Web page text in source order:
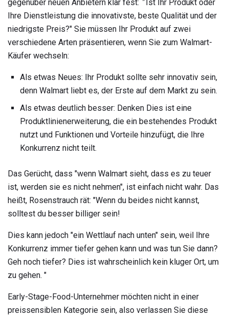
gegenüber neuen Anbietern klar fest: "Ist Ihr Produkt oder
Ihre Dienstleistung die innovativste, beste Qualität und der
niedrigste Preis?" Sie müssen Ihr Produkt auf zwei
verschiedene Arten präsentieren, wenn Sie zum Walmart-
Käufer wechseln:
Als etwas Neues:
Ihr Produkt sollte sehr innovativ sein,
denn Walmart liebt es, der Erste auf dem Markt zu sein.
Als etwas deutlich besser: Denken Dies ist eine
Produktlinienerweiterung, die ein bestehendes Produkt
nutzt und Funktionen und Vorteile hinzufügt, die Ihre
Konkurrenz nicht teilt.
Das Gerücht, dass "wenn Walmart sieht, dass es zu teuer
ist, werden sie es nicht nehmen", ist einfach nicht wahr. Das
heißt, Rosenstrauch rät: "Wenn du beides nicht kannst,
solltest du besser billiger sein!
Dies kann jedoch "ein Wettlauf nach unten" sein, weil Ihre
Konkurrenz immer tiefer gehen kann und was tun Sie dann?
Geh noch tiefer? Dies ist wahrscheinlich kein kluger Ort, um
zu gehen. "
Early-Stage-Food-Unternehmer möchten nicht in einer
preissensiblen Kategorie sein, also verlassen Sie diese